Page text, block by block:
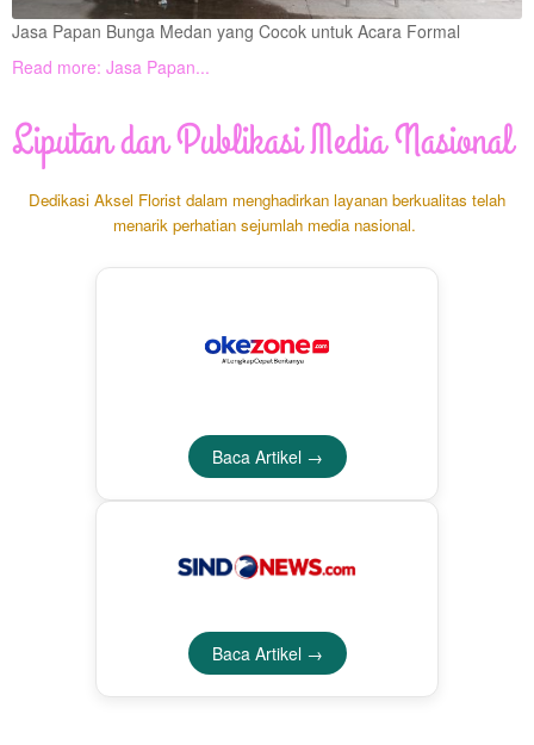
Jasa Papan Bunga Medan yang Cocok untuk Acara Formal
Read more: Jasa Papan...
Liputan dan Publikasi Media Nasional
Dedikasi Aksel Florist dalam menghadirkan layanan berkualitas telah
menarik perhatian sejumlah media nasional.
Baca Artikel →
Baca Artikel →